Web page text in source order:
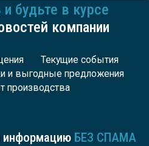
и будьте в курсе
компании
Текущие события
и выгодные предложения
производства
информацию БЕЗ СПАМА